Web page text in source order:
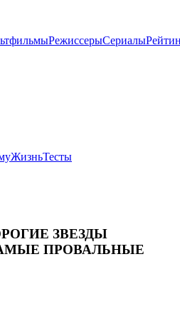
РежиссерыСериалы
ЖизньТесты
ЗВЕЗДЫ
ПРОВАЛЬНЫЕ